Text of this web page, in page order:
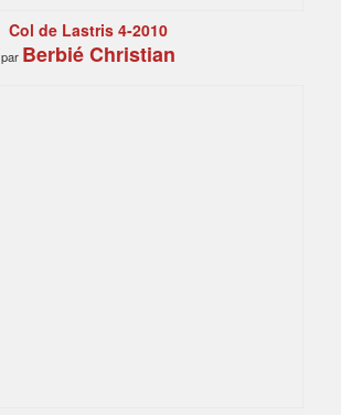
Col de Lastris 4-2010
par Berbié Christian